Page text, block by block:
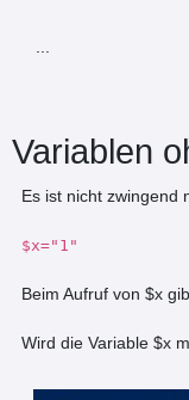
Variablen
Es ist nicht zwingend
$x="1"
Beim Aufruf von $x
Wird die Variable $x